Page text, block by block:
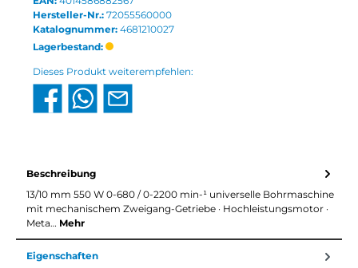
Hersteller-Nr.: 72055560000
Katalognummer: 4681210027
Lagerbestand:
Dieses Produkt weiterempfehlen:
Beschreibung
13/10 mm 550 W 0-680 / 0-2200 min-¹ universelle Bohrmaschine
mit mechanischem Zweigang-Getriebe · Hochleistungsmotor ·
Meta… Mehr
Eigenschaften